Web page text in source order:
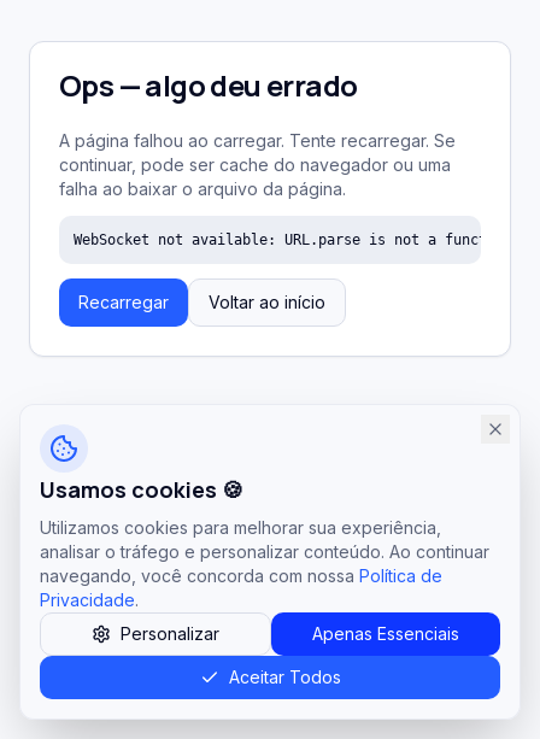
Ops — algo deu errado
A página falhou ao carregar. Tente recarregar. Se
continuar, pode ser cache do navegador ou uma
falha ao baixar o arquivo da página.
WebSocket not available: URL.parse is not a function
Recarregar Voltar ao início
Usamos cookies 🍪
Utilizamos cookies para melhorar sua experiência,
analisar o tráfego e personalizar conteúdo. Ao continuar
navegando, você concorda com nossa Política de
Privacidade.
Personalizar
Apenas Essenciais
Aceitar Todos